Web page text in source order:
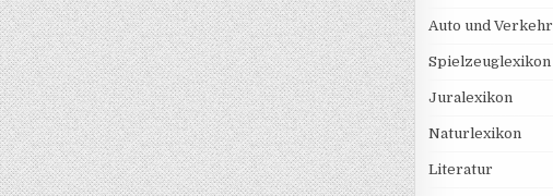
Auto und Verkehr
Spielzeuglexikon
Juralexikon
Naturlexikon
Literatur